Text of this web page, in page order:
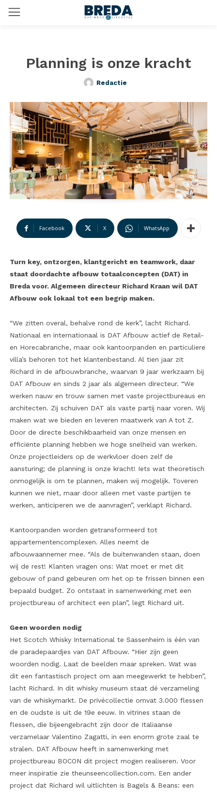
Planning is onze kracht
Redactie
Facebook X WhatsApp
Turn key, ontzorgen, klantgericht en teamwork, daar
staat doordachte afbouw totaalconcepten (DAT) in
Breda voor. Algemeen directeur Richard Kraan wil DAT
Afbouw ook lokaal tot een begrip maken.
“We zitten overal, behalve rond de kerk”, lacht Richard.
Nationaal en internationaal is DAT Afbouw actief de Retail-
en Horecabranche, maar ook kantoorpanden en particuliere
villa’s behoren tot het klantenbestand. Al tien jaar zit
Richard in de afbouwbranche, waarvan 9 jaar werkzaam bij
DAT Afbouw en sinds 2 jaar als algemeen directeur. “We
werken nauw en trouw samen met vaste projectbureaus en
architecten. Zij schuiven DAT als vaste partij naar voren. Wij
maken wat we bieden en leveren maatwerk van A tot Z.
Door de directe beschikbaarheid van onze mensen en
efficiënte planning hebben we hoge snelheid van werken.
Onze projectleiders op de werkvloer doen zelf de
aansturing; de planning is onze kracht! Iets wat theoretisch
onmogelijk is om te plannen, maken wij mogelijk. Toveren
kunnen we niet, maar door alleen met vaste partijen te
werken, anticiperen we de aanvragen”, verklapt Richard.
Kantoorpanden worden getransformeerd tot
appartementencomplexen. Alles neemt de
afbouwaannemer mee. “Als de buitenwanden staan, doen
wij de rest! Klanten vragen ons: Wat moet er met dit
gebouw of pand gebeuren om het op te frissen binnen een
bepaald budget. Zo ontstaat in samenwerking met een
projectbureau of architect een plan”, legt Richard uit.
Geen woorden nodig
Het Scotch Whisky International te Sassenheim is één van
de paradepaardjes van DAT Afbouw. “Hier zijn geen
woorden nodig. Laat de beelden maar spreken. Wat was
dit een fantastisch project om aan meegewerkt te hebben”,
lacht Richard. In dit whisky museum staat dé verzameling
van de whiskymarkt. De privécollectie omvat 3.000 flessen
en de oudste is uit de 19e eeuw. In vitrines staan de
flessen, die bijeengebracht zijn door de Italiaanse
verzamelaar Valentino Zagatti, in een enorm grote zaal te
stralen. DAT Afbouw heeft in samenwerking met
projectbureau BOCON dit project mogen realiseren. Voor
meer inspiratie zie theunseencollection.com. Een ander
project dat Richard wil uitlichten is Bagels & Beans: een